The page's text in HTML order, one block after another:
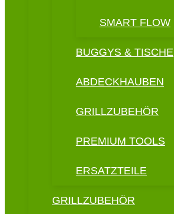
SMART FLOW
BUGGYS & TISCHE
ABDECKHAUBEN
GRILLZUBEHÖR
PREMIUM TOOLS
ERSATZTEILE
GRILLZUBEHÖR